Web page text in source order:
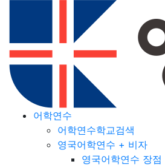
어학연수
어학연수학교검색
영국어학연수 + 비자
영국어학연수 장점